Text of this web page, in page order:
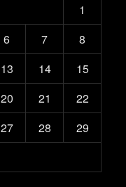
1
6 7
8
13 14
15
20 21
22
27 28
29